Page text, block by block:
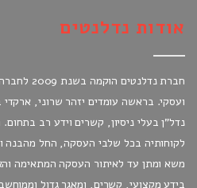
אודות נדלנטים
חברת
ועסקי. בראשה עומדים יזהר שרוני, ארקדי
נדל"ן בעלי ניסיון, קשרים וידע רב
לקוחותיה בכל שלבי העסקה, החל מהבנה
משא ומתן עד לאיתור העסקה המתאימה
בידע מקצועי, קשרים, ומאגר גדול